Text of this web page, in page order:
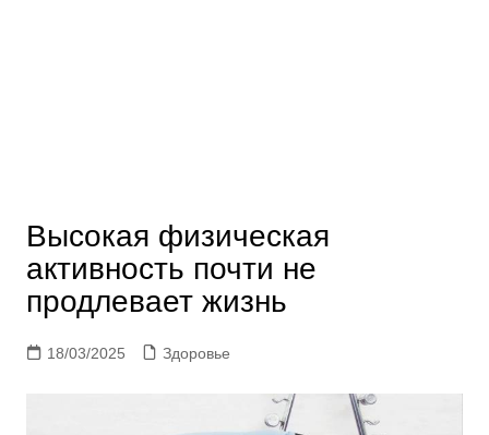
Высокая физическая
активность почти не
продлевает жизнь
18/03/2025 Здоровье